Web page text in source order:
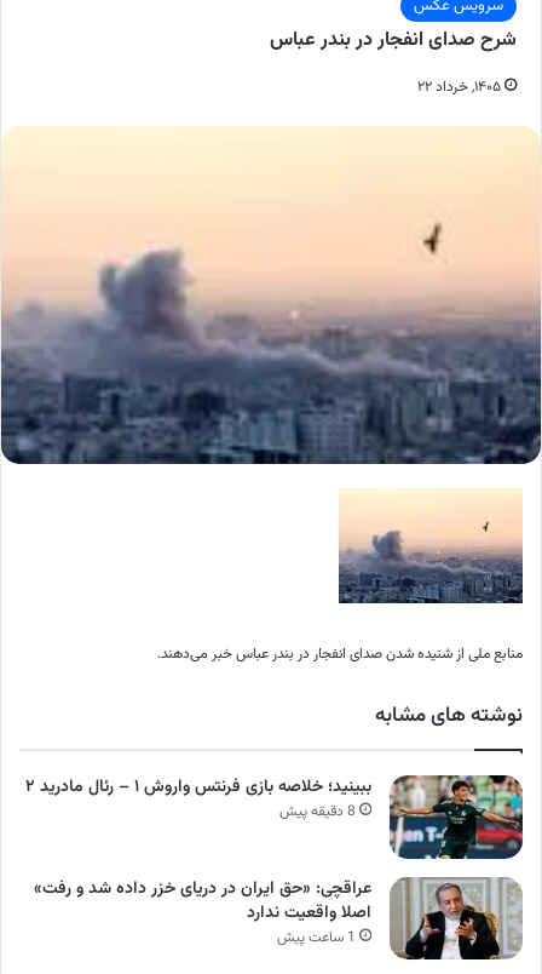
سرویس عکس
شرح صدای انفجار در بندر عباس
۱۴۰۵, خرداد ۲۲
منابع ملی از شنیده شدن صدای انفجار در بندر عباس خبر می‌دهند.
نوشته های مشابه
ببینید؛ خلاصه بازی فرنتس واروش ۱ – رئال مادرید ۲
8 دقیقه پیش
عراقچی: «حق ایران در دریای خزر داده شد و رفت»
اصلا واقعیت ندارد
1 ساعت پیش